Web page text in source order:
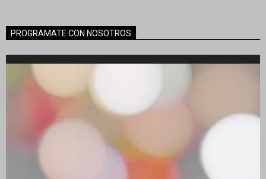
PROGRAMATE CON NOSOTROS
Reproductor